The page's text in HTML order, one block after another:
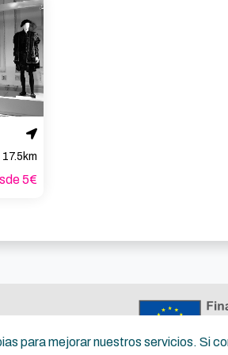
para mejorar nuestros servicios. Si
17.5km
5€